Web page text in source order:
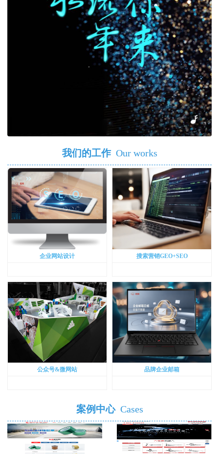
我们的工作 Our works
企业网站设计 搜索营销GEO+SEO
公众号&微网站 品牌企业邮箱
案例中心 Cases